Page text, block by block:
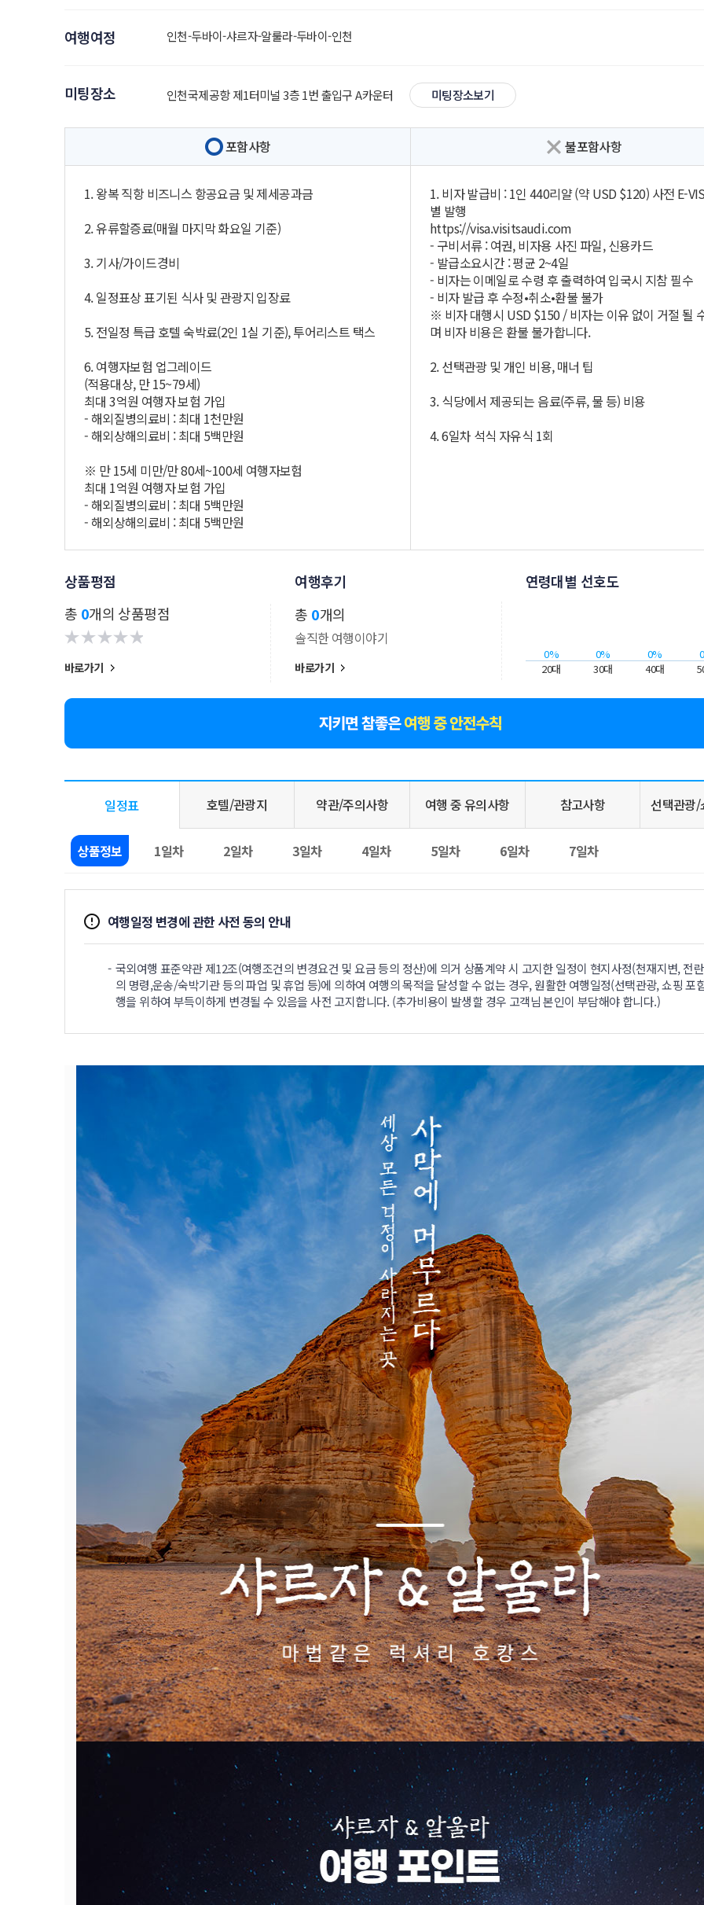
여행여정 인천-두바이-샤르자-알룰라-두바이-인천
미팅장소 인천국제공항 제1터미널 3층 1번 출입구 A카운터 미팅장소보기
포함사항 불포함사항
1. 왕복 직항 비즈니스 항공요금 및 제세공과금
2. 유류할증료(매월 마지막 화요일 기준)
3. 기사/가이드경비
4. 일정표상 표기된 식사 및 관광지 입장료
5. 전일정 특급 호텔 숙박료(2인 1실 기준), 투어리스트 택스
6. 여행자보험 업그레이드
(적용대상, 만 15~79세)
최대 3억원 여행자 보험 가입
- 해외질병의료비 : 최대 1천만원
- 해외상해의료비 : 최대 5백만원
※ 만 15세 미만/만 80세~100세 여행자보험
최대 1억원 여행자 보험 가입
- 해외질병의료비 : 최대 5백만원
- 해외상해의료비 : 최대 5백만원
1. 비자 발급비 : 1인 440리얄 (약 USD $120) 사전 E-
별 발행
https://visa.visitsaudi.com
- 구비서류 : 여권, 비자용 사진 파일, 신용카드
- 발급소요시간 : 평균 2~4일
- 비자는 이메일로 수령 후 출력하여 입국시 지참 필수
- 비자 발급 후 수정•취소•환불 불가
※ 비자 대행시 USD $150 / 비자는 이유 없이 거절 될
며 비자 비용은 환불 불가합니다.
2. 선택관광 및 개인 비용, 매너 팁
3. 식당에서 제공되는 음료(주류, 물 등) 비용
4. 6일차 석식 자유식 1회
상품평점
총 0개의 상품평점
바로가기
여행후기
총 0개의
솔직한 여행이야기
바로가기
연령대별 선호도
0%
20대
0%
30대
0%
40대
일정표 호텔/관광지 약관/주의사항 여행 중 유의사항 참고사항 선택관광/
상품정보 1일차 2일차 3일차 4일차 5일차 6일차 7일차
여행일정 변경에 관한 사전 동의 안내
국외여행 표준약관 제12조(여행조건의 변경요건 및 요금 등의 정산)에 의거 상품계약 시 고지한 일정이 현지사정(천재지변, 전
의 명령,운송/숙박기관 등의 파업 및 휴업 등)에 의하여 여행의 목적을 달성할 수 없는 경우, 원활한 여행일정(선택관광, 쇼핑 포
행을 위하여 부득이하게 변경될 수 있음을 사전 고지합니다. (추가비용이 발생할 경우 고객님 본인이 부담해야 합니다.)